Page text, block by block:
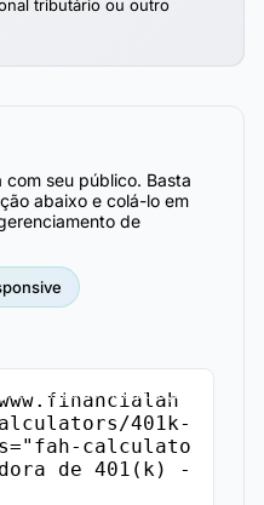
tributário ou outro
seu público. Basta
abaixo e colá-lo em
de
401k-
calculato
de 401(k) -
Código de Incorporação